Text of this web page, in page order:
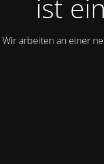
ist
Wir arbeiten an einer